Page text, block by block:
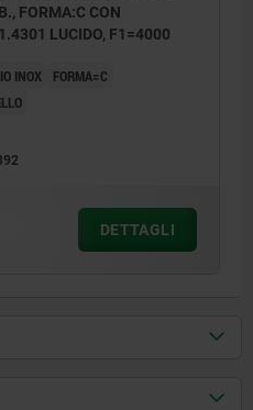
FORMA:C CON
LUCIDO, F1=4000
INOX
FORMA=C
DETTAGLI